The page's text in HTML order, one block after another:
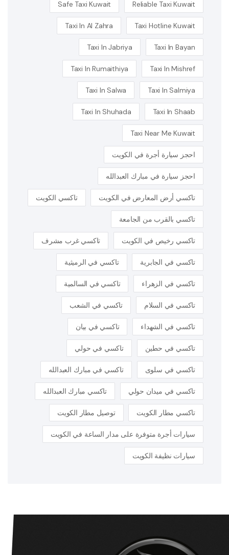
Reliable Taxi Kuwait
Safe Taxi Kuwait
Taxi Hotline Kuwait
Taxi In Al Zahra
Taxi In Bayan
Taxi In Jabriya
Taxi In Mishref
Taxi In Rumaithiya
Taxi In Salmiya
Taxi In Salwa
Taxi In Shaab
Taxi In Shuhada
Taxi Near Me Kuwait
احجز سيارة أجرة في الكويت
احجز سيارة في مبارك العبدالله
تاكسي أرض المعارض في الكويت تاكسي الكويت
تاكسي بالقرب من الجامعة
تاكسي رخيص في الكويت تاكسي غرب مشرف
تاكسي في الجابرية تاكسي في الرميثية
تاكسي في الزهراء تاكسي في السالمية
تاكسي في السلام تاكسي في الشعب
تاكسي في الشهداء تاكسي في بيان
تاكسي في حطين تاكسي في حولي
تاكسي في سلوى تاكسي في مبارك العبدالله
تاكسي في ميدان حولي تاكسي مبارك العبدالله
تاكسي مطار الكويت توصيل مطار الكويت
سيارات أجرة متوفرة على مدار الساعة في الكويت
سيارات نظيفة الكويت